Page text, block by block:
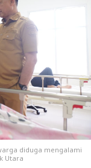
diduga mengalami
Utara